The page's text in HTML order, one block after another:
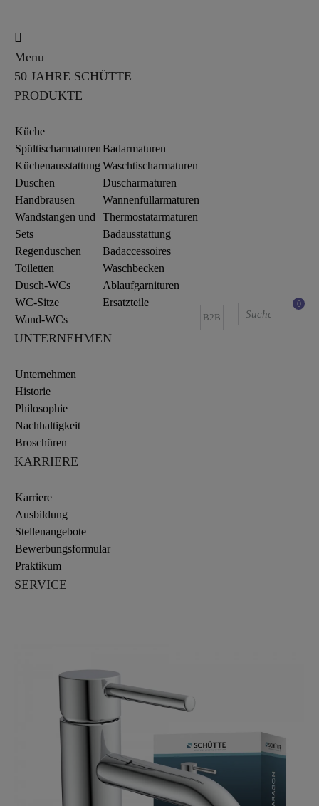
Menu
50 JAHRE SCHÜTTE
PRODUKTE
Küche
Spültischarmaturen
Küchenausstattung
Duschen
Handbrausen
Wandstangen und
Sets
Regenduschen
Toiletten
Dusch-WCs
WC-Sitze
Wand-WCs
Badarmaturen
Waschtischarmaturen
Duscharmaturen
Wannenfüllarmaturen
Thermostatarmaturen
Badausstattung
Badaccessoires
Waschbecken
Ablaufgarnituren
Ersatzteile
UNTERNEHMEN
Unternehmen
Historie
Philosophie
Nachhaltigkeit
Broschüren
KARRIERE
Karriere
Ausbildung
Stellenangebote
Bewerbungsformular
Praktikum
SERVICE
B2B
0